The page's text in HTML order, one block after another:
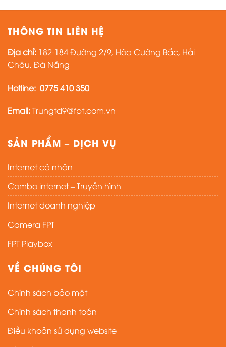
THÔNG TIN LIÊN HỆ
Địa chỉ: 182-184 Đường 2/9, Hòa Cường Bắc, Hải
Châu, Đà Nẵng
Hotline: 0775 410 350
Email:Trungtd9@fpt.com.vn
SẢN PHẨM – DỊCH VỤ
Internet cá nhân
Combo internet – Truyền hình
Internet doanh nghiệp
Camera FPT
FPT Playbox
VỀ CHÚNG TÔI
Chính sách bảo mật
Chính sách thanh toán
Điều khoản sử dụng website